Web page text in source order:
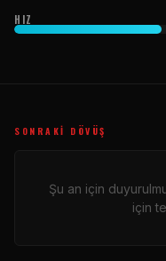
HIZ
SONRAKI DÖVÜŞ
Şu an için
için